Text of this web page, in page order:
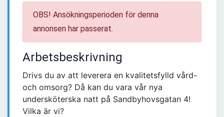
OBS! Ansökningsperioden för denna
annonsen har passerat.
Arbetsbeskrivning
Drivs du av att leverera en kvalitetsfylld vård-
och omsorg? Då kan du vara vår nya
undersköterska natt på Sandbyhovsgatan 4!
Vilka är vi?